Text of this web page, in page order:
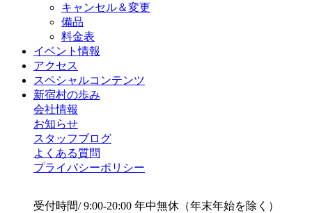
キャンセル＆変更
備品
料金表
イベント情報
アクセス
スペシャルコンテンツ
新宿村の歩み
会社情報
お知らせ
スタッフブログ
よくある質問
プライバシーポリシー
受付時間/ 9:00-20:00 年中無休（年末年始を除く）